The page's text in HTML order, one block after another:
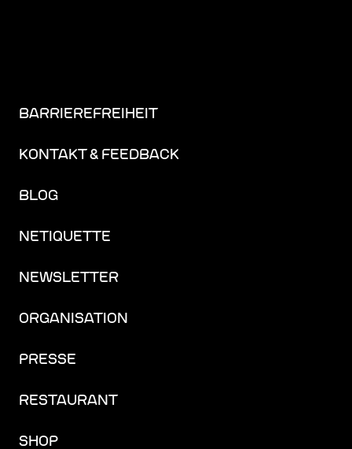
BARRIEREFREIHEIT
KONTAKT & FEEDBACK
BLOG
NETIQUETTE
NEWSLETTER
ORGANISATION
PRESSE
RESTAURANT
SHOP